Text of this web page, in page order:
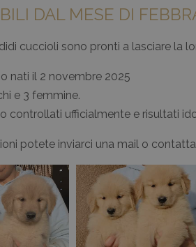
DAL MESE DI
cuccioli sono pronti a lasciare la
nati il 2 novembre 2025
e 3 femmine.
controllati ufficialmente e risultati
potete inviarci una mail o